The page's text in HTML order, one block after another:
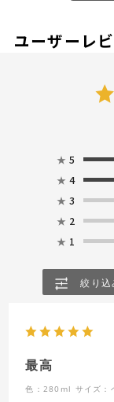
ユーザーレ
★ 5
★ 4
★ 3
★ 2
★ 1
絞り込
最高
色：280ml サイズ：